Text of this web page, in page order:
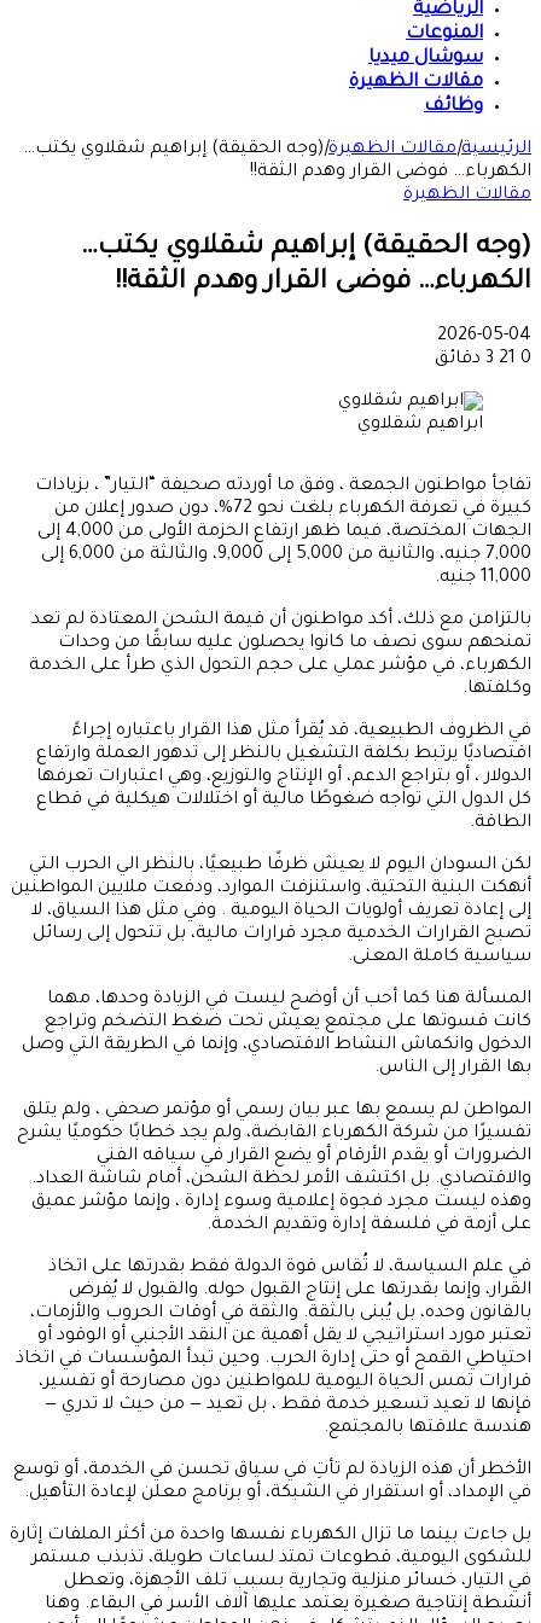
الرياضية
المنوعات
سوشال ميديا
مقالات الظهيرة
وظائف
الرئيسية|مقالات الظهيرة|(وجه الحقيقة) إبراهيم شقلاوي يكتب…
الكهرباء… فوضى القرار وهدم الثقة!!
مقالات الظهيرة
(وجه الحقيقة) إبراهيم شقلاوي يكتب…
الكهرباء… فوضى القرار وهدم الثقة!!
2026-05-04
0
3 دقائق
ابراهيم شقلاوي
تفاجأ مواطنون الجمعة ، وفق ما أوردته صحيفة “التيار” ، بزيادات
كبيرة في تعرفة الكهرباء بلغت نحو 72%، دون صدور إعلان من
الجهات المختصة، فيما ظهر ارتفاع الحزمة الأولى من 4,000 إلى
7,000 جنيه، والثانية من 5,000 إلى 9,000، والثالثة من 6,000 إلى
11,000 جنيه.
بالتزامن مع ذلك، أكد مواطنون أن قيمة الشحن المعتادة لم تعد
تمنحهم سوى نصف ما كانوا يحصلون عليه سابقًا من وحدات
الكهرباء، في مؤشر عملي على حجم التحول الذي طرأ على الخدمة
وكلفتها.
في الظروف الطبيعية، قد يُقرأ مثل هذا القرار باعتباره إجراءً
اقتصاديًا يرتبط بكلفة التشغيل بالنظر إلى تدهور العملة وارتفاع
الدولار ، أو بتراجع الدعم، أو الإنتاج والتوزيع، وهي اعتبارات تعرفها
كل الدول التي تواجه ضغوطًا مالية أو اختلالات هيكلية في قطاع
الطاقة.
لكن السودان اليوم لا يعيش ظرفًا طبيعيًا، بالنظر الي الحرب التي
أنهكت البنية التحتية، واستنزفت الموارد، ودفعت ملايين المواطنين
إلى إعادة تعريف أولويات الحياة اليومية . وفي مثل هذا السياق، لا
تصبح القرارات الخدمية مجرد قرارات مالية، بل تتحول إلى رسائل
سياسية كاملة المعنى.
المسألة هنا كما أحب أن أوضح ليست في الزيادة وحدها، مهما
كانت قسوتها على مجتمع يعيش تحت ضغط التضخم وتراجع
الدخول وانكماش النشاط الاقتصادي، وإنما في الطريقة التي وصل
بها القرار إلى الناس.
المواطن لم يسمع بها عبر بيان رسمي أو مؤتمر صحفي ، ولم يتلق
تفسيرًا من شركة الكهرباء القابضة، ولم يجد خطابًا حكوميًا يشرح
الضرورات أو يقدم الأرقام أو يضع القرار في سياقه الفني
والاقتصادي. بل اكتشف الأمر لحظة الشحن، أمام شاشة العداد.
وهذه ليست مجرد فجوة إعلامية وسوء إدارة ، وإنما مؤشر عميق
على أزمة في فلسفة إدارة وتقديم الخدمة.
في علم السياسة، لا تُقاس قوة الدولة فقط بقدرتها على اتخاذ
القرار، وإنما بقدرتها على إنتاج القبول حوله. والقبول لا يُفرض
بالقانون وحده، بل يُبنى بالثقة. والثقة في أوقات الحروب والأزمات،
تعتبر مورد استراتيجي لا يقل أهمية عن النقد الأجنبي أو الوقود أو
احتياطي القمح أو حتى إدارة الحرب. وحين تبدأ المؤسسات في اتخاذ
قرارات تمس الحياة اليومية للمواطنين دون مصارحة أو تفسير،
فإنها لا تعيد تسعير خدمة فقط ، بل تعيد — من حيث لا تدري —
هندسة علاقتها بالمجتمع.
الأخطر أن هذه الزيادة لم تأتِ في سياق تحسن في الخدمة، أو توسع
في الإمداد، أو استقرار في الشبكة، أو برنامج معلن لإعادة التأهيل.
بل جاءت بينما ما تزال الكهرباء نفسها واحدة من أكثر الملفات إثارة
للشكوى اليومية، قطوعات تمتد لساعات طويلة، تذبذب مستمر
في التيار، خسائر منزلية وتجارية بسبب تلف الأجهزة، وتعطل
أنشطة إنتاجية صغيرة يعتمد عليها آلاف الأسر في البقاء. وهنا